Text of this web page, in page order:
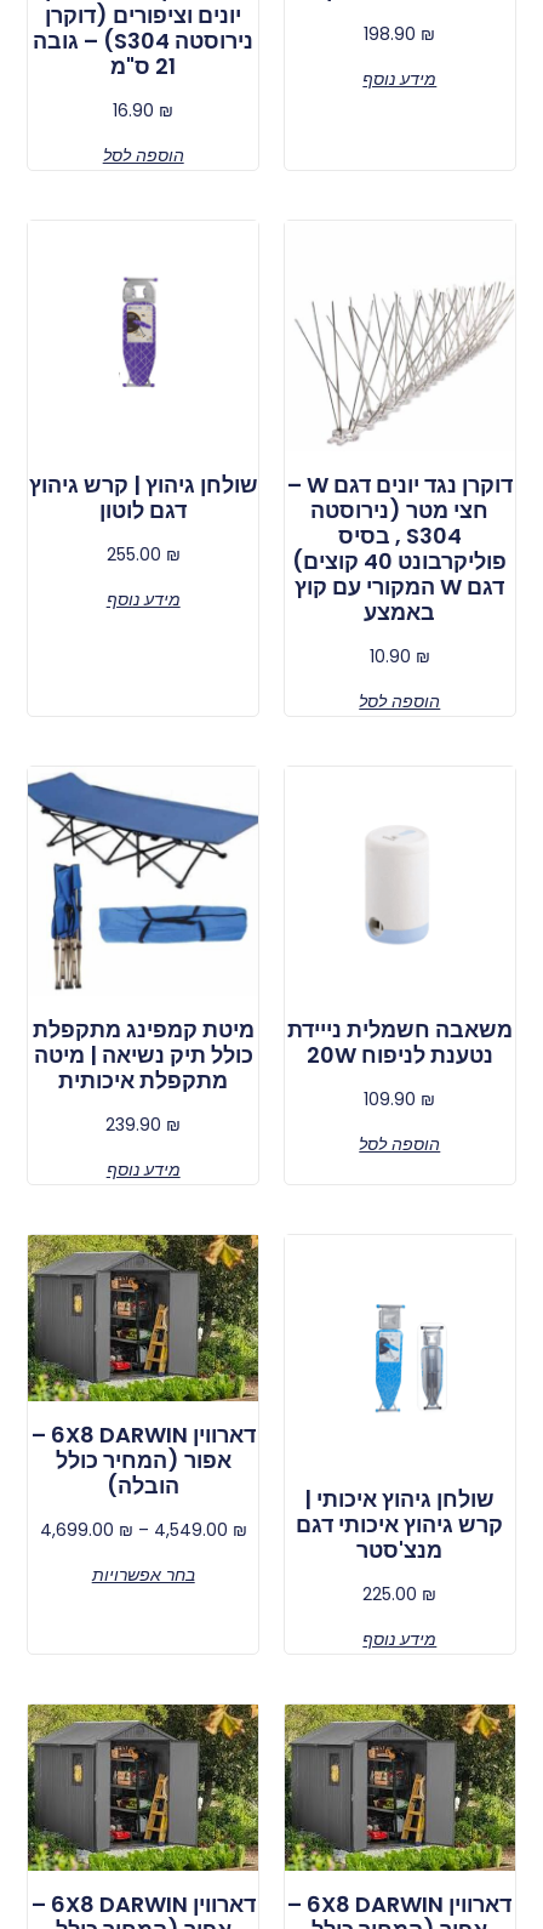
198.90 ₪
מידע נוסף
יונים וציפורים (דוקרן
נירוסטה S304) – גובה
21 ס"מ
16.90 ₪
הוספה לסל
דוקרן נגד יונים דגם W –
חצי מטר (נירוסטה
S304 , בסיס
פוליקרבונט 40 קוצים)
דגם W המקורי עם קוץ
באמצע
10.90 ₪
הוספה לסל
שולחן גיהוץ | קרש גיהוץ
דגם לוטון
255.00 ₪
מידע נוסף
משאבה חשמלית נייידת
נטענת לניפוח 20W
109.90 ₪
הוספה לסל
מיטת קמפינג מתקפלת
כולל תיק נשיאה | מיטה
מתקפלת איכותית
239.90 ₪
מידע נוסף
שולחן גיהוץ איכותי |
קרש גיהוץ איכותי דגם
מנצ'סטר
225.00 ₪
מידע נוסף
דארווין 6X8 DARWIN –
אפור (המחיר כולל
הובלה)
4,549.00 ₪
–
4,699.00 ₪
בחר אפשרויות
דארווין 6X8 DARWIN –
דארווין 6X8 DARWIN –